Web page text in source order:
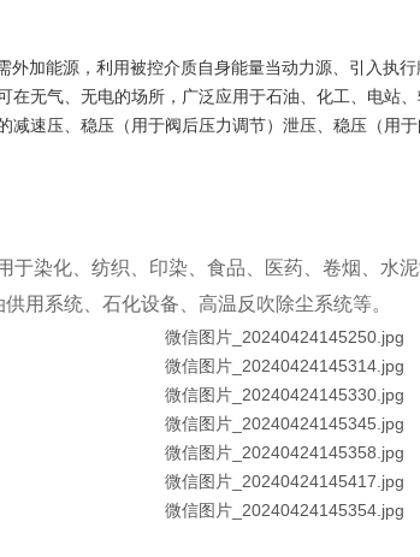
外加能源，利用被控介质自身能量当动力源、引入执
在无气、无电的场所，广泛应用于石油、化工、电站
减速压、稳压（用于阀后压力调节）泄压、稳压（用于
于染化、纺织、印染、食品、医药、卷烟、水
用系统、石化设备、高温反吹除尘系统等。